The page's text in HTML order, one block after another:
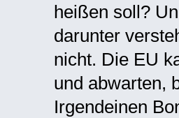
heißen soll?
darunter
nicht. Die EU
und abwarten,
Irgendeinen